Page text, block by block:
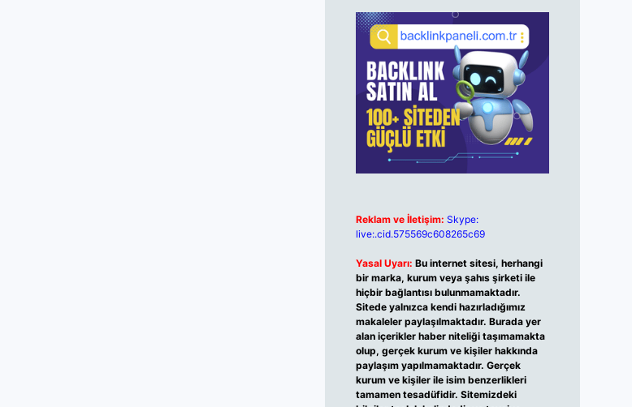
Reklam ve İletişim: Skype:
live:.cid.575569c608265c69
Yasal Uyarı: Bu internet sitesi, herhangi
bir marka, kurum veya şahıs şirketi ile
hiçbir bağlantısı bulunmamaktadır.
Sitede yalnızca kendi hazırladığımız
makaleler paylaşılmaktadır. Burada yer
alan içerikler haber niteliği taşımamakta
olup, gerçek kurum ve kişiler hakkında
paylaşım yapılmamaktadır. Gerçek
kurum ve kişiler ile isim benzerlikleri
tamamen tesadüfidir. Sitemizdeki